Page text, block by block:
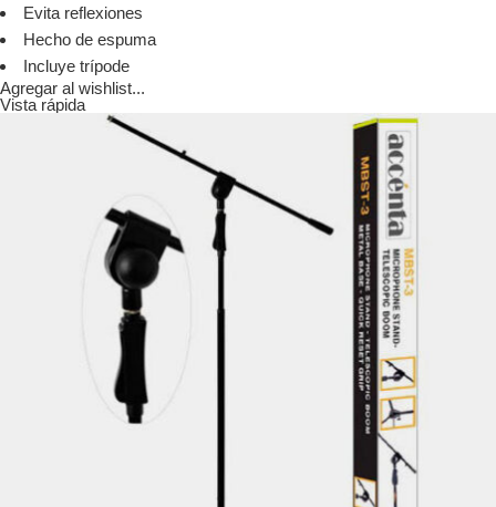
Evita reflexiones
Hecho de espuma
Incluye trípode
Agregar al wishlist...
Vista rápida